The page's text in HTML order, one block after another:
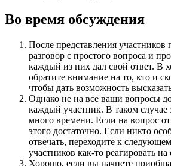
Во время обсуждения
После представления участников
разговор с простого вопроса и
каждый из них дал свой ответ. В
обратите внимание на то, кто и
чтобы дать возможность
Однако не на все ваши вопросы
каждый участник. В таком случае
много времени. Если на вопрос
этого достаточно. Если никто
отвечать, переходите к
участников как-то реагировать
Хорошо, если вы начнете